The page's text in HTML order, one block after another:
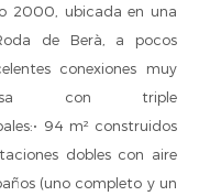
2000, ubicada en una
de Berà, a pocos
conexiones muy
con triple
94 m² construidos
dobles con aire
(uno completo y un